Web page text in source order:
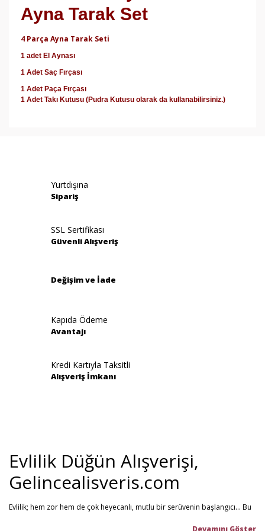
Ayna Tarak Set
4 Parça Ayna Tarak Seti
1 adet El Aynası
1 Adet Saç Fırçası
1 Adet Paça Fırçası
1 Adet Takı Kutusu (Pudra Kutusu olarak da kullanabilirsiniz.)
Ürün resmi kalitesiz, bozuk veya görüntülenemiyor.
Ürün bilgilerinde hatalar bulunuyor.
Ürün fiyatı diğer sitelerden daha pahalı.
Yurtdışına
Sipariş
SSL Sertifikası
Güvenli Alışveriş
Değişim ve İade
Kapıda Ödeme
Avantajı
Kredi Kartıyla Taksitli
Alışveriş İmkanı
Evlilik Düğün Alışverişi,
Gelincealisveris.com
Evlilik; hem zor hem de çok heyecanlı, mutlu bir serüvenin başlangıcı... Bu
Gelince Alışveriş; 2013 senesinden beri hizmet veren ve müşteri